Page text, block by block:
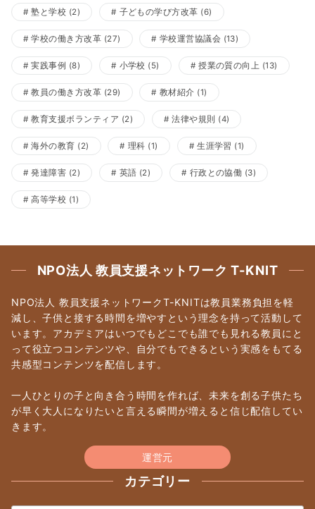
塾と学校 (2) 子どもの学び方改革 (6)
学校の働き方改革 (27) 学校運営協議会 (13)
実践事例 (8) 小学校 (5) 授業の質の向上 (13)
教員の働き方改革 (29) 教材紹介 (1)
教育支援ボランティア (2) 法律や規則 (4)
海外の教育 (2) 理科 (1) 生涯学習 (1)
発達障害 (2) 英語 (2) 行政との協働 (3)
高等学校 (1)
NPO法人 教員支援ネットワーク T-KNIT
NPO法人 教員支援ネットワークT-KNITは教員業務負担を軽
減し、子供と接する時間を増やすという理念を持って活動して
います。アカデミアはいつでもどこでも誰でも見れる教員にと
って役立つコンテンツや、自分でもできるという実感をもてる
共感型コンテンツを配信します。
一人ひとりの子と向き合う時間を作れば、未来を創る子供たち
が早く大人になりたいと言える瞬間が増えると信じ配信してい
きます。
運営元
カテゴリー